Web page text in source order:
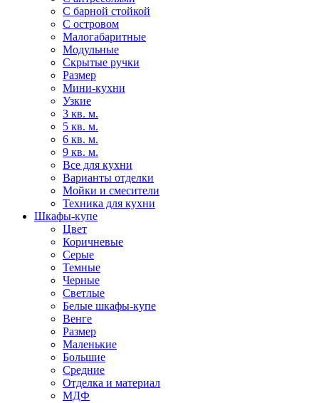
С барной стойкой
С островом
Малогабаритные
Модульные
Скрытые ручки
Размер
Мини-кухни
Узкие
3 кв. м.
5 кв. м.
6 кв. м.
9 кв. м.
Все для кухни
Варианты отделки
Мойки и смесители
Техника для кухни
Шкафы-купе
Цвет
Коричневые
Серые
Темные
Черные
Светлые
Белые шкафы-купе
Венге
Размер
Маленькие
Большие
Средние
Отделка и материал
МДФ